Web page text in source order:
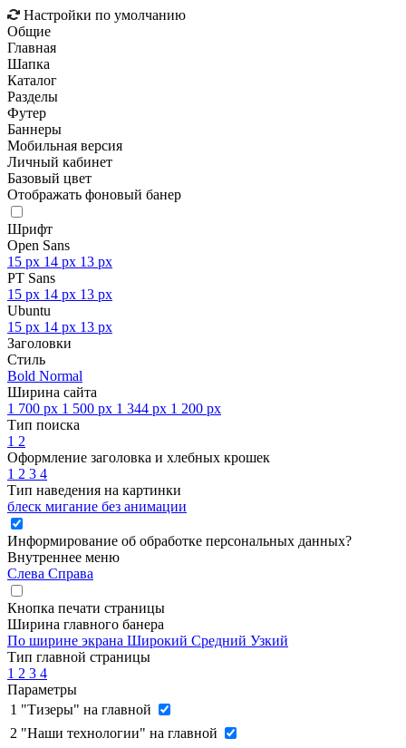
Настройки по умолчанию
Общие
Главная
Шапка
Каталог
Разделы
Футер
Баннеры
Мобильная версия
Личный кабинет
Базовый цвет
Отображать фоновый банер
Шрифт
Open Sans
15 px 14 px 13 px
PT Sans
15 px 14 px 13 px
Ubuntu
15 px 14 px 13 px
Заголовки
Стиль
Bold Normal
Ширина сайта
1 700 px 1 500 px 1 344 px 1 200 px
Тип поиска
1 2
Оформление заголовка и хлебных крошек
1 2 3 4
Тип наведения на картинки
блеск мигание без анимации
Информирование об обработке персональных данных?
Внутреннее меню
Слева Справа
Кнопка печати страницы
Ширина главного банера
По ширине экрана Широкий Средний Узкий
Тип главной страницы
1 2 3 4
Параметры
1 "Тизеры" на главной
2 "Наши технологии" на главной